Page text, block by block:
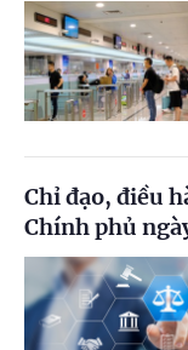
Chỉ đạo, điều
Chính phủ